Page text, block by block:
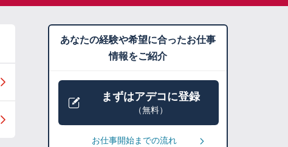
あなたの経験や希望に合ったお仕事
情報をご紹介
まずはアデコに登録
（無料）
お仕事開始までの流れ